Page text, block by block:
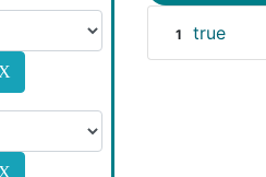
1 true